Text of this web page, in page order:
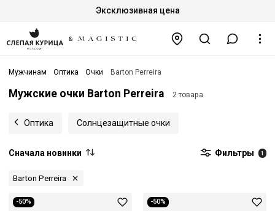
Эксклюзивная цена
Мужчинам Оптика Очки Barton Perreira
Мужские очки Barton Perreira 2 товара
Оптика Солнцезащитные очки
Сначала новинки Фильтры 1
Barton Perreira
-50% -50%